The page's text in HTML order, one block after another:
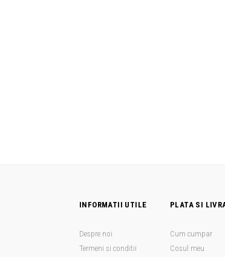
INFORMATII UTILE
Despre noi
Termeni si conditii
PLATA SI
Cum cumpar
Cosul meu